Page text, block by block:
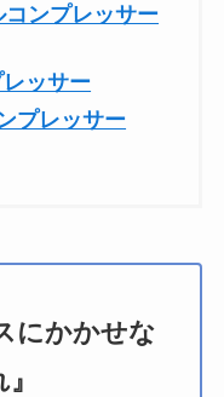
コンプレッサー
ッサー
プレッサー
にかかせな